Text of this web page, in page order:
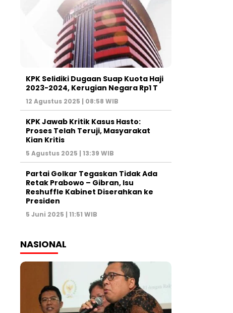
KPK Selidiki Dugaan Suap Kuota Haji
2023-2024, Kerugian Negara Rp1 T
12 Agustus 2025 | 08:58 WIB
KPK Jawab Kritik Kasus Hasto:
Proses Telah Teruji, Masyarakat
Kian Kritis
5 Agustus 2025 | 13:39 WIB
Partai Golkar Tegaskan Tidak Ada
Retak Prabowo – Gibran, Isu
Reshuffle Kabinet Diserahkan ke
Presiden
5 Juni 2025 | 11:51 WIB
NASIONAL